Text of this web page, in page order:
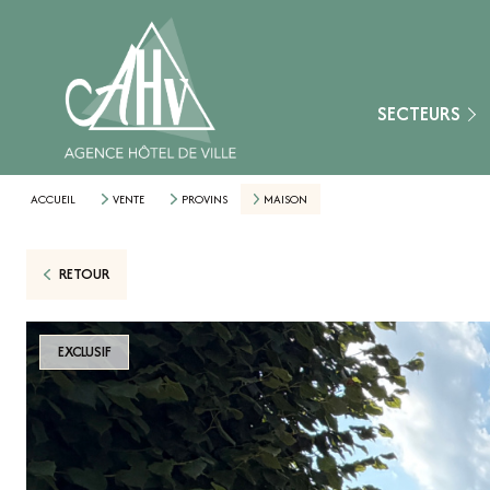
SECTEURS
Nangis
Secteur Yonne (89)
Nemours
ACCUEIL VENTE PROVINS MAISON
RETOUR
EXCLUSIF